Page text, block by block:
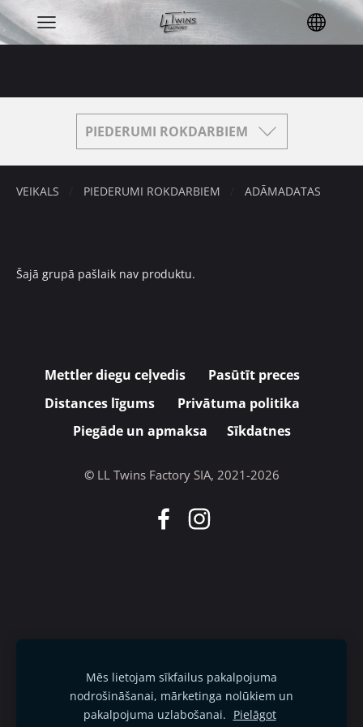
PIEDERUMI ROKDARBIEM
VEIKALS PIEDERUMI ROKDARBIEM ADĀMADATAS
Šajā grupā pašlaik nav produktu.
Mettler diegu ceļvedis
Pasūtīt preces
Distances līgums
Privātuma politika
Piegāde un apmaksa
Sīkdatnes
© LL Twins Factory SIA, 2021-2026
Mēs lietojam sīkfailus pakalpojuma
nodrošināšanai, mārketinga nolūkiem un
pakalpojuma uzlabošanai. Pielāgot